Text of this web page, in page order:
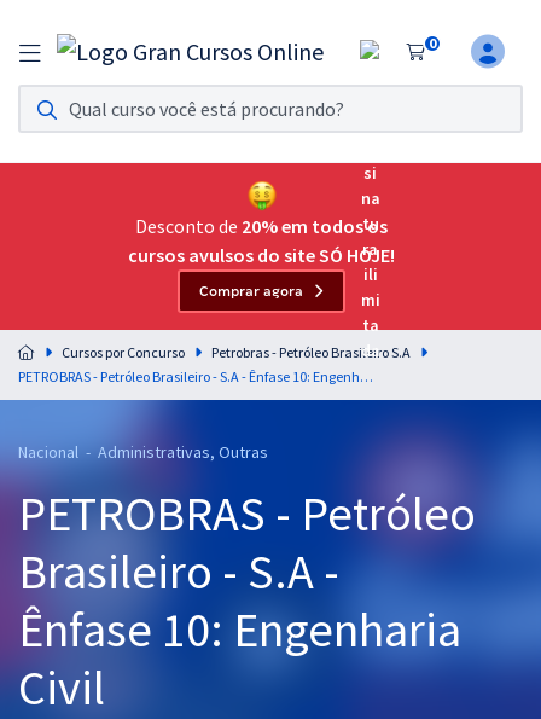
0
Assinatura Ilimitada 11
Acesso a todos os cursos. Teste grátis por 7 dias!
Assinatura OAB Até Passar
Acesso ilimitado a toda preparação para o Exame da
Residências Multiprofissionais
Preparação completa e intensiva para as principais
residências em saúde do Brasil
Cursos 20% OFF
Pós
Graduação
OAB
Desconto de 20% em todos os
cursos avulsos do site SÓ HOJE!
Comprar agora
Cursos por Concurso
Petrobras - Petróleo Brasileiro S.A
PETROBRAS - Petróleo Brasileiro - S.A - Ênfase 10: Engenharia Civil
Nacional - Administrativas, Outras
PETROBRAS - Petróleo
Brasileiro - S.A -
Ênfase 10: Engenharia
Civil